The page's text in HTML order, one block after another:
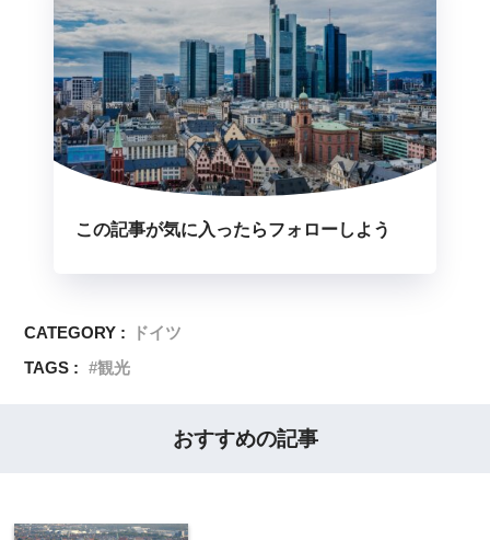
この記事が気に入ったらフォローしよう
CATEGORY :
ドイツ
TAGS :
観光
おすすめの記事